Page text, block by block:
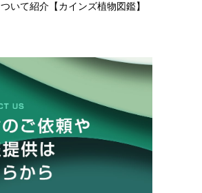
ついて紹介【カインズ植物図鑑】